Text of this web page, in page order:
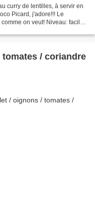
curry de lentilles, à servir en
Picard, j'adore!!! Le
on veut! Niveau: facile /
/ coriandre